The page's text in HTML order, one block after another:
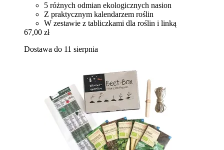
5 różnych odmian ekologicznych nasion
Z praktycznym kalendarzem roślin
W zestawie z tabliczkami dla roślin i linką
67,00 zł
Dostawa do 11 sierpnia